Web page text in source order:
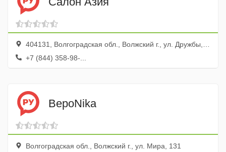
404131, Волгоградская обл., Волжский г., ул. Дружбы, 83а
+7 (844) 358-98-...
ВероNika
Волгоградская обл., Волжский г., ул. Мира, 131